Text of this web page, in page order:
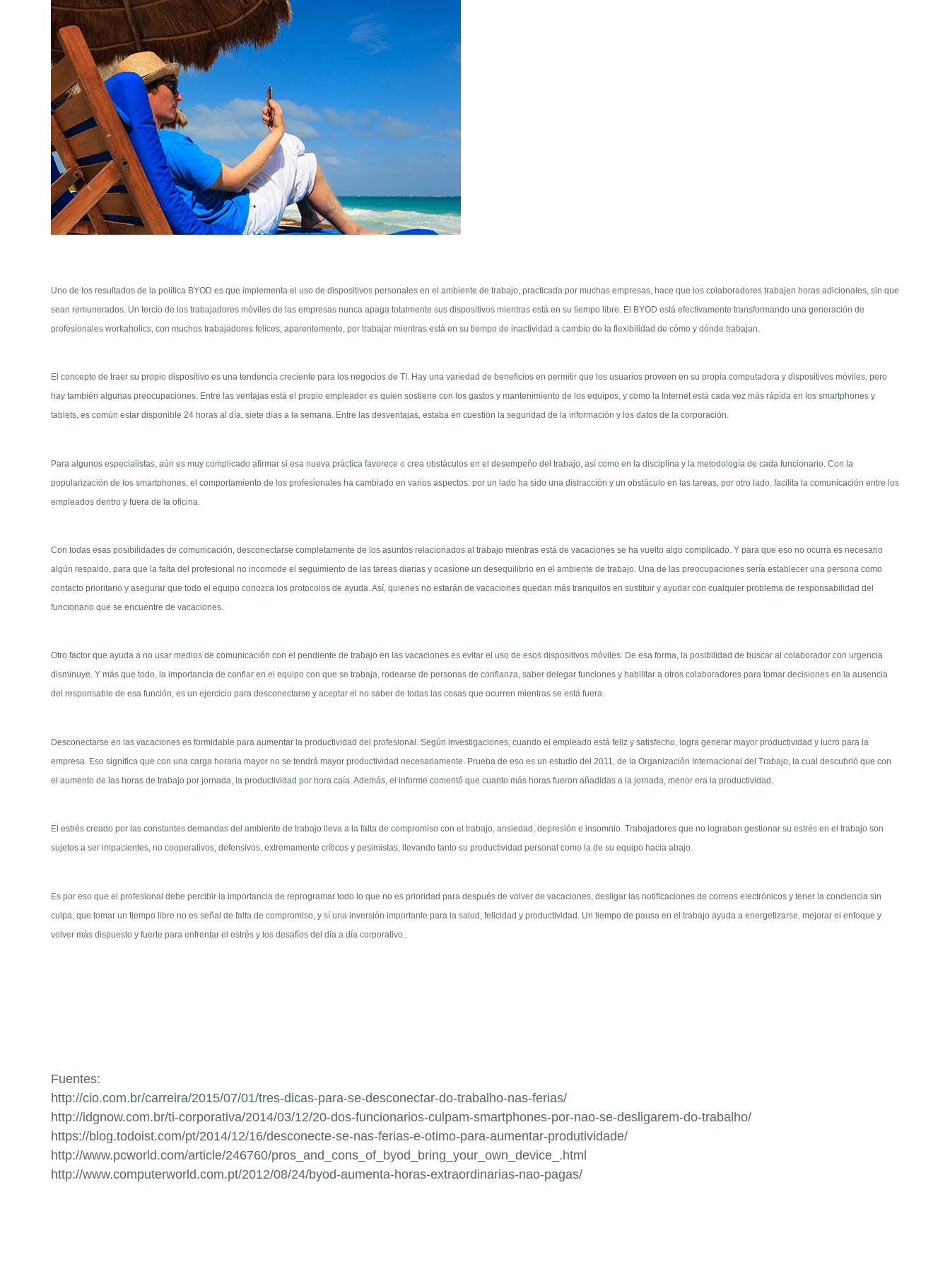
Uno de los resultados de la política BYOD es que implementa el uso de dispositivos personales en el ambiente de trabajo, practicada por muchas empresas, hace que los colaboradores trabajen horas adicionales, sin que
sean remunerados. Un tercio de los trabajadores móviles de las empresas nunca apaga totalmente sus dispositivos mientras está en su tiempo libre. El BYOD está efectivamente transformando una generación de
profesionales workaholics, con muchos trabajadores felices, aparentemente, por trabajar mientras está en su tiempo de inactividad a cambio de la flexibilidad de cómo y dónde trabajan.
El concepto de traer su propio dispositivo es una tendencia creciente para los negocios de TI. Hay una variedad de beneficios en permitir que los usuarios proveen en su propia computadora y dispositivos móviles, pero
hay también algunas preocupaciones. Entre las ventajas está el propio empleador es quien sostiene con los gastos y mantenimiento de los equipos, y como la Internet está cada vez más rápida en los smartphones y
tablets, es común estar disponible 24 horas al día, siete días a la semana. Entre las desventajas, estaba en cuestión la seguridad de la información y los datos de la corporación.
Para algunos especialistas, aún es muy complicado afirmar si esa nueva práctica favorece o crea obstáculos en el desempeño del trabajo, así como en la disciplina y la metodología de cada funcionario. Con la
popularización de los smartphones, el comportamiento de los profesionales ha cambiado en varios aspectos: por un lado ha sido una distracción y un obstáculo en las tareas, por otro lado, facilita la comunicación entre los
empleados dentro y fuera de la oficina.
Con todas esas posibilidades de comunicación, desconectarse completamente de los asuntos relacionados al trabajo mientras está de vacaciones se ha vuelto algo complicado. Y para que eso no ocurra es necesario
algún respaldo, para que la falta del profesional no incomode el seguimiento de las tareas diarias y ocasione un desequilibrio en el ambiente de trabajo. Una de las preocupaciones sería establecer una persona como
contacto prioritario y asegurar que todo el equipo conozca los protocolos de ayuda. Así, quienes no estarán de vacaciones quedan más tranquilos en sustituir y ayudar con cualquier problema de responsabilidad del
funcionario que se encuentre de vacaciones.
Otro factor que ayuda a no usar medios de comunicación con el pendiente de trabajo en las vacaciones es evitar el uso de esos dispositivos móviles. De esa forma, la posibilidad de buscar al colaborador con urgencia
disminuye. Y más que todo, la importancia de confiar en el equipo con que se trabaja, rodearse de personas de confianza, saber delegar funciones y habilitar a otros colaboradores para tomar decisiones en la ausencia
del responsable de esa función, es un ejercicio para desconectarse y aceptar el no saber de todas las cosas que ocurren mientras se está fuera.
Desconectarse en las vacaciones es formidable para aumentar la productividad del profesional. Según investigaciones, cuando el empleado está feliz y satisfecho, logra generar mayor productividad y lucro para la
empresa. Eso significa que con una carga horaria mayor no se tendrá mayor productividad necesariamente. Prueba de eso es un estudio del 2011, de la Organización Internacional del Trabajo, la cual descubrió que con
el aumento de las horas de trabajo por jornada, la productividad por hora caía. Además, el informe comentó que cuanto más horas fueron añadidas a la jornada, menor era la productividad.
El estrés creado por las constantes demandas del ambiente de trabajo lleva a la falta de compromiso con el trabajo, ansiedad, depresión e insomnio. Trabajadores que no lograban gestionar su estrés en el trabajo son
sujetos a ser impacientes, no cooperativos, defensivos, extremamente críticos y pesimistas, llevando tanto su productividad personal como la de su equipo hacia abajo.
Es por eso que el profesional debe percibir la importancia de reprogramar todo lo que no es prioridad para después de volver de vacaciones, desligar las notificaciones de correos electrónicos y tener la conciencia sin
culpa, que tomar un tiempo libre no es señal de falta de compromiso, y sí una inversión importante para la salud, felicidad y productividad. Un tiempo de pausa en el trabajo ayuda a energetizarse, mejorar el enfoque y
volver más dispuesto y fuerte para enfrentar el estrés y los desafíos del día a día corporativo..
Fuentes:
http://cio.com.br/carreira/2015/07/01/tres-dicas-para-se-desconectar-do-trabalho-nas-ferias/
http://idgnow.com.br/ti-corporativa/2014/03/12/20-dos-funcionarios-culpam-smartphones-por-nao-se-desligarem-do-trabalho/
https://blog.todoist.com/pt/2014/12/16/desconecte-se-nas-ferias-e-otimo-para-aumentar-produtividade/
http://www.pcworld.com/article/246760/pros_and_cons_of_byod_bring_your_own_device_.html
http://www.computerworld.com.pt/2012/08/24/byod-aumenta-horas-extraordinarias-nao-pagas/